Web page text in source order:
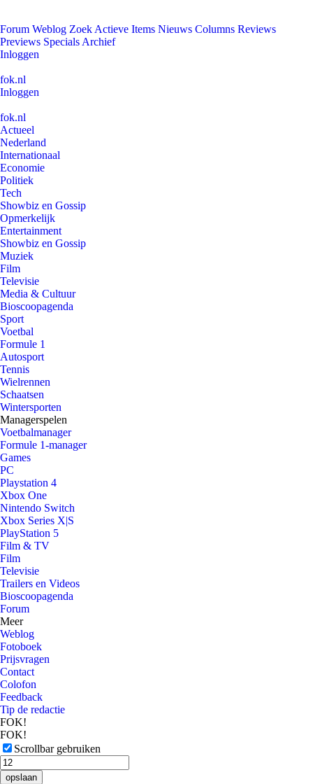
Forum Weblog Zoek Actieve Items Nieuws Columns Reviews
Previews Specials Archief
Inloggen
fok.nl
Inloggen
fok.nl
Actueel
Nederland
Internationaal
Economie
Politiek
Tech
Showbiz en Gossip
Opmerkelijk
Entertainment
Showbiz en Gossip
Muziek
Film
Televisie
Media & Cultuur
Bioscoopagenda
Sport
Voetbal
Formule 1
Autosport
Tennis
Wielrennen
Schaatsen
Wintersporten
Managerspelen
Voetbalmanager
Formule 1-manager
Games
PC
Playstation 4
Xbox One
Nintendo Switch
Xbox Series X|S
PlayStation 5
Film & TV
Film
Televisie
Trailers en Videos
Bioscoopagenda
Forum
Meer
Weblog
Fotoboek
Prijsvragen
Contact
Colofon
Feedback
Tip de redactie
FOK!
FOK!
Scrollbar gebruiken
opslaan